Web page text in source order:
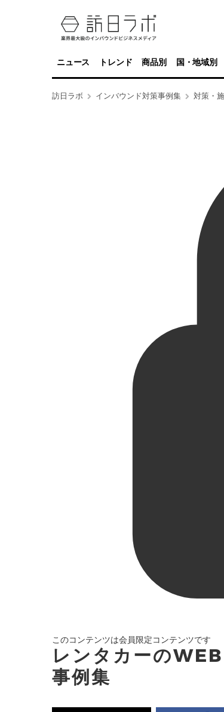
ニュース トレンド 商品別 国・地域別
訪日ラボ インバウンド対策事例集 対策・
このコンテンツは会員限定コンテンツです
レンタカーの
事例集